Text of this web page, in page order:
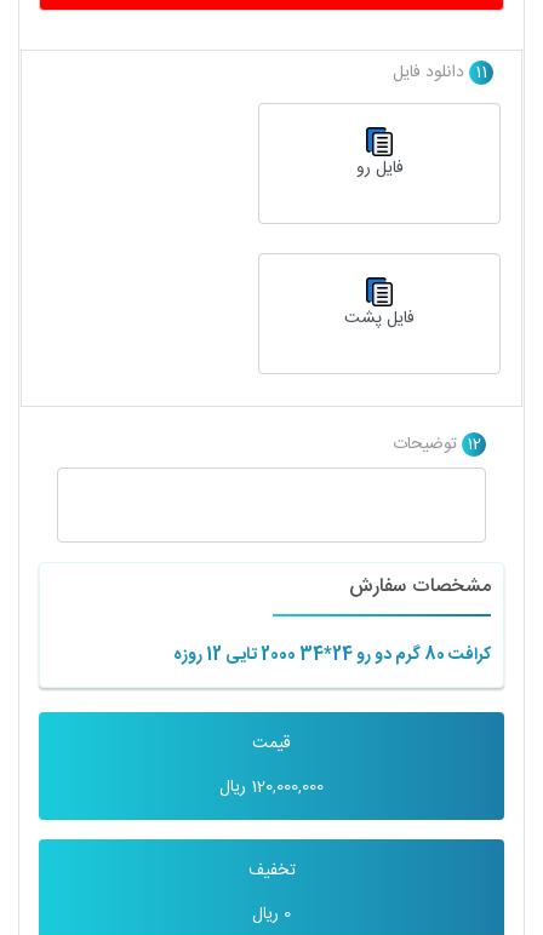
11 دانلود فایل
فایل رو
فایل پشت
12 توضیحات
مشخصات سفارش
کرافت 80 گرم دو رو 24*34 2000 تایی 12 روزه
قیمت
120,000,000 ریال
تخفیف
0 ریال